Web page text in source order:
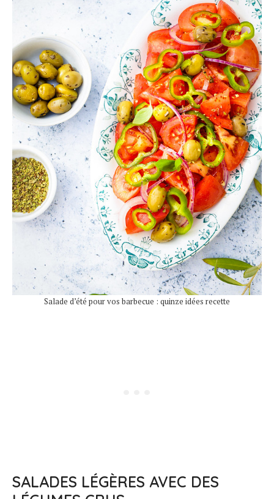
Salade d’été pour vos barbecue : quinze idées recette
SALADES LÉGÈRES AVEC DES